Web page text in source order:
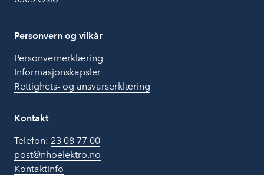
Personvern og vilkår
Personvernerklæring
Informasjonskapsler
Rettighets- og ansvarserklæring
Kontakt
Telefon: 23 08 77 00
post@nhoelektro.no
Kontaktinfo